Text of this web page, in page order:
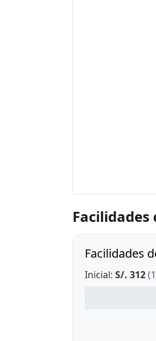
Facilidades
Facilidades
Inicial: S/. 312